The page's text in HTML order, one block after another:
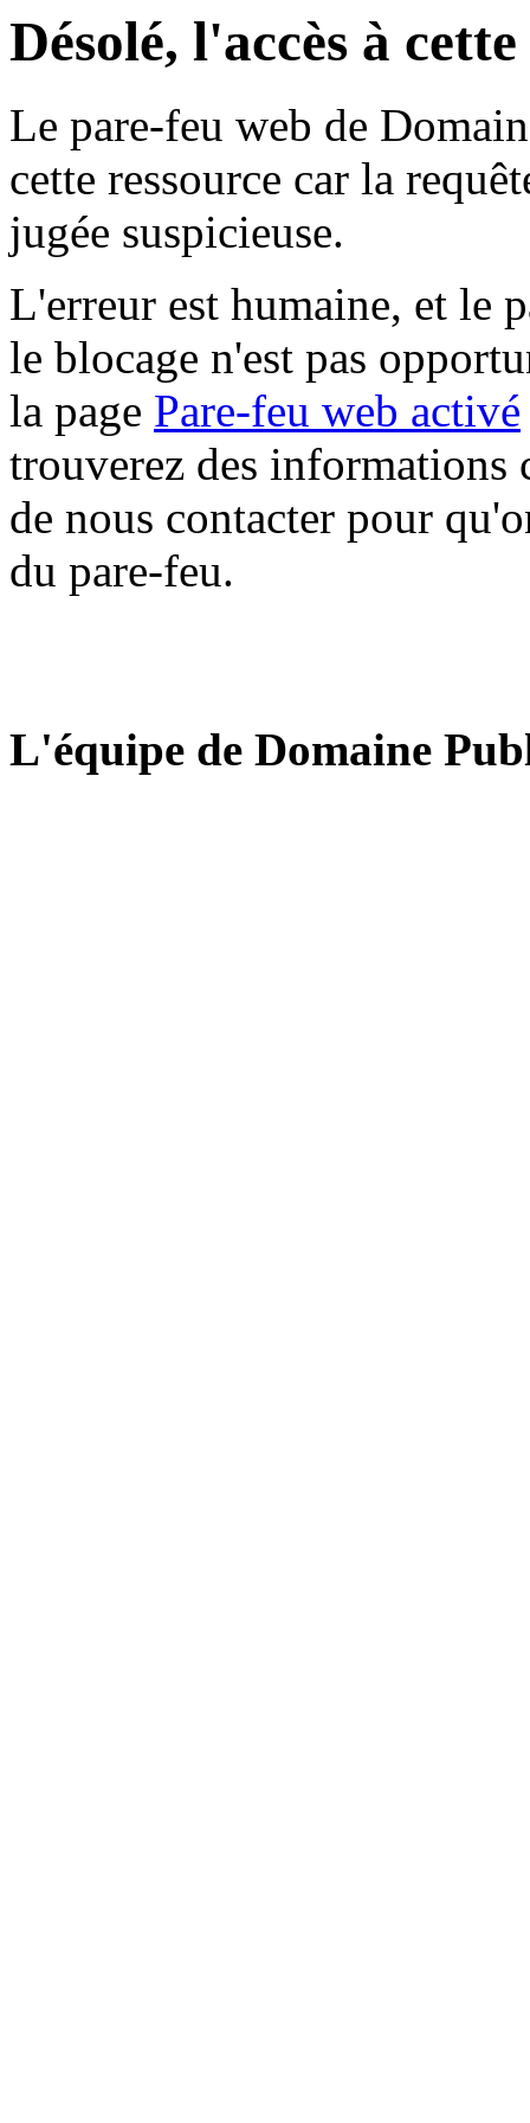
Désolé, l'accès à
Le pare-feu web de
cette ressource car la
jugée suspicieuse.
L'erreur est humaine, et le
le blocage n'est pas
la page Pare-feu web activé
trouverez des informations
de nous contacter pour
du pare-feu.
L'équipe de Domaine